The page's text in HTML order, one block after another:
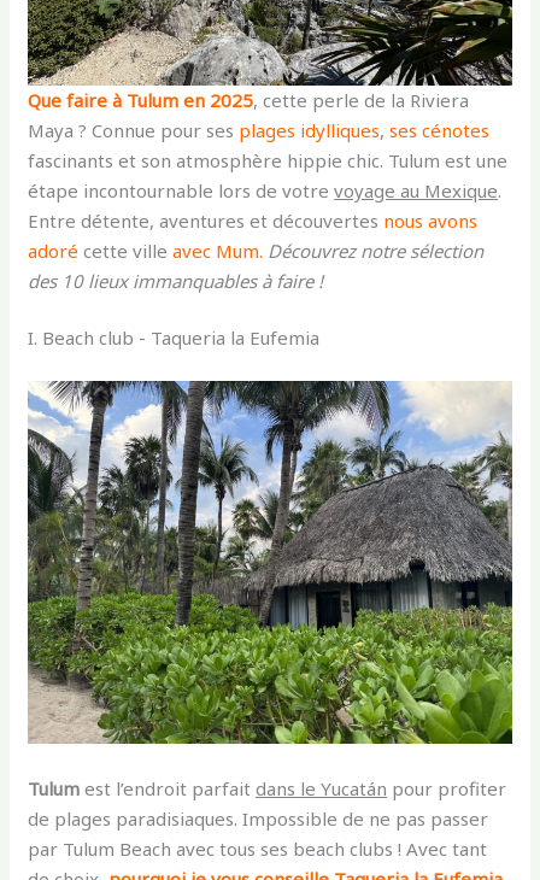
Que faire à Tulum en 2025, cette perle de la Riviera
Maya ? Connue pour ses plages idylliques,ses cénotes
fascinants et son atmosphère hippie chic. Tulum est une
étape incontournable lors de votrevoyage au Mexique.
Entre détente, aventures et découvertes nous avons
adoré cette ville avec Mum. Découvrez notre sélection
des 10 lieux immanquables à faire !
I. Beach club - Taqueria la Eufemia
Tulum est l’endroit parfaitdans le Yucatán pour profiter
de plages paradisiaques. Impossible de ne pas passer
par Tulum Beach avec tous ses beach clubs ! Avec tant